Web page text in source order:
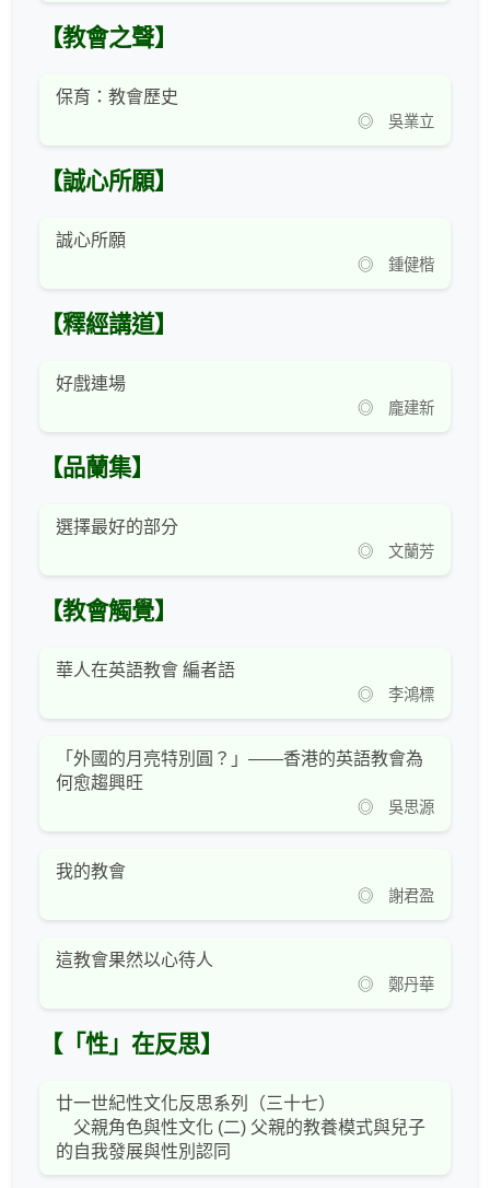
【教會之聲】
保育：教會歷史
◎ 吳業立
【誠心所願】
誠心所願
◎ 鍾健楷
【釋經講道】
好戲連場
◎ 龐建新
【品蘭集】
選擇最好的部分
◎ 文蘭芳
【教會觸覺】
華人在英語教會 編者語
◎ 李鴻標
「外國的月亮特別圓？」——香港的英語教會為
何愈趨興旺
◎ 吳思源
我的教會
◎ 謝君盈
這教會果然以心待人
◎ 鄭丹華
【「性」在反思】
廿一世紀性文化反思系列（三十七）
父親角色與性文化 (二) 父親的教養模式與兒子
的自我發展與性別認同